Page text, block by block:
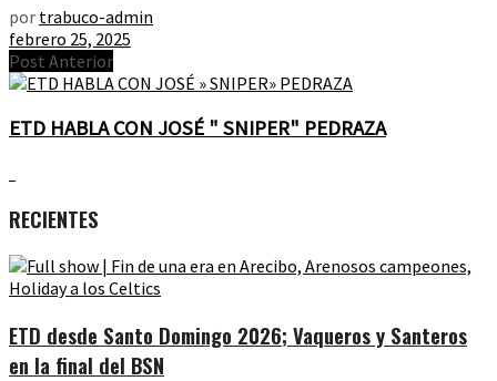
por trabuco-admin
febrero 25, 2025
Post Anterior
ETD HABLA CON JOSÉ " SNIPER" PEDRAZA
RECIENTES
ETD desde Santo Domingo 2026; Vaqueros y Santeros
en la final del BSN